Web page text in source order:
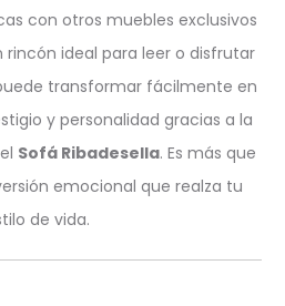
con otros muebles exclusivos
rincón ideal para leer o disfrutar
transformar fácilmente en
y personalidad gracias a la
Sofá Ribadesella. Es más que
emocional que realza tu
de vida.